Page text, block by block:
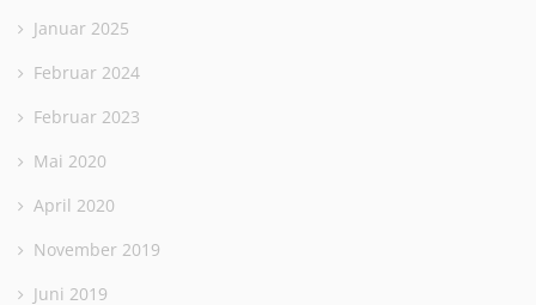
Januar 2025
Februar 2024
Februar 2023
Mai 2020
April 2020
November 2019
Juni 2019